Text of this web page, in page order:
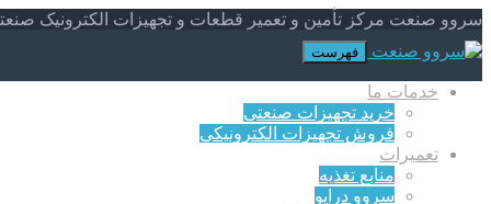
سروو صنعت مرکز تأمین و تعمیر قطعات و تجهیزات الکترونیک
فهرست
خدمات ما
خرید تجهیزات صنعتی
فروش تجهیزات الکترونیکی
تعمیرات
منابع تغذیه
سروو درایو